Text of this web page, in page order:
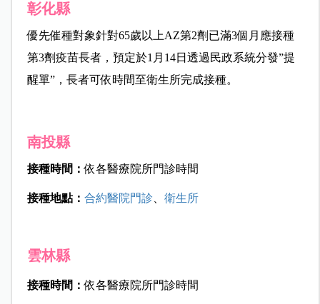
彰化縣
優先催種對象針對65歲以上AZ第2劑已滿3個月應接種
第3劑疫苗長者，預定於1月14日透過民政系統分發”提
醒單”，長者可依時間至衛生所完成接種。
南投縣
接種時間：依各醫療院所門診時間
接種地點： 合約醫院門診 衛生所
雲林縣
接種時間：依各醫療院所門診時間